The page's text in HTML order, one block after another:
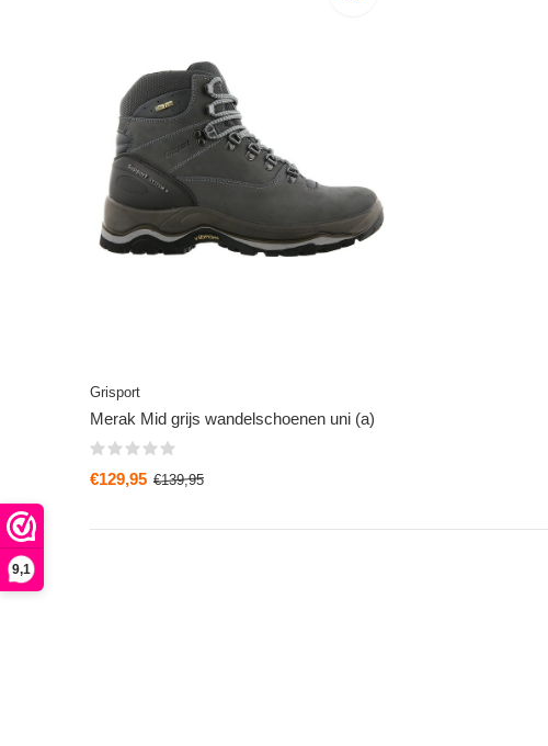
9,1
Grisport
Merak Mid grijs wandelschoenen uni (a)
€129,95 €139,95